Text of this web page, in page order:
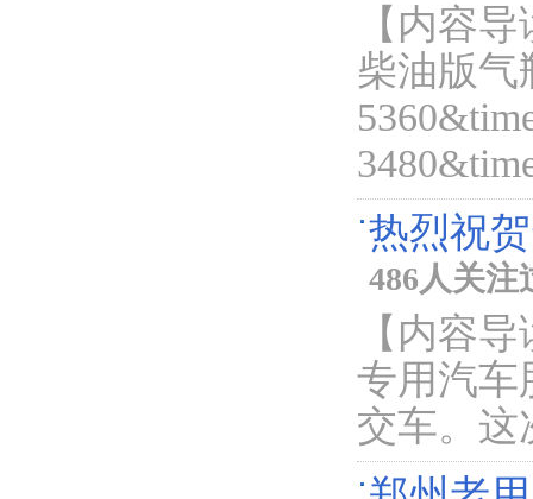
【内容
柴油版气
热烈祝
486人关注
【内容
专用汽车
交车。这